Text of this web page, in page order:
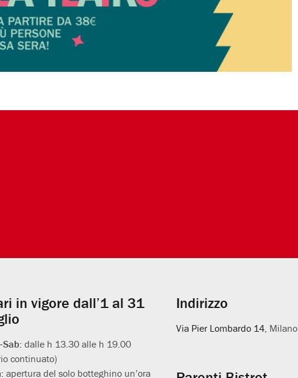
in vigore dall’1 al 31
dalle h 13.30 alle h 19.00
continuato)
apertura del solo botteghino un’ora
Indirizzo
Via Pier Lombardo 14 , Milano